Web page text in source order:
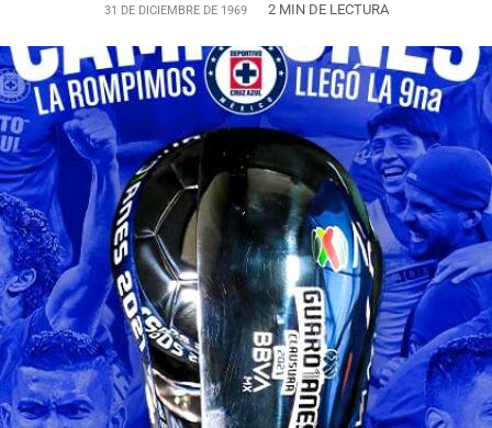
31 DE DICIEMBRE DE 1969 2 MIN DE LECTURA